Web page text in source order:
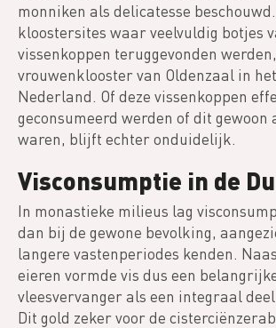
monniken als delicatesse
kloostersites waar veelvuldig botjes
vissenkoppen teruggevonden
vrouwenklooster van Oldenzaal in
Nederland. Of deze vissenkoppen
geconsumeerd werden of dit gewoon
waren, blijft echter onduidelijk.
Visconsumptie in de
In monastieke milieus lag
dan bij de gewone bevolking,
langere vastenperiodes kenden.
eieren vormde vis dus een
vleesvervanger als een integraal
Dit gold zeker voor de